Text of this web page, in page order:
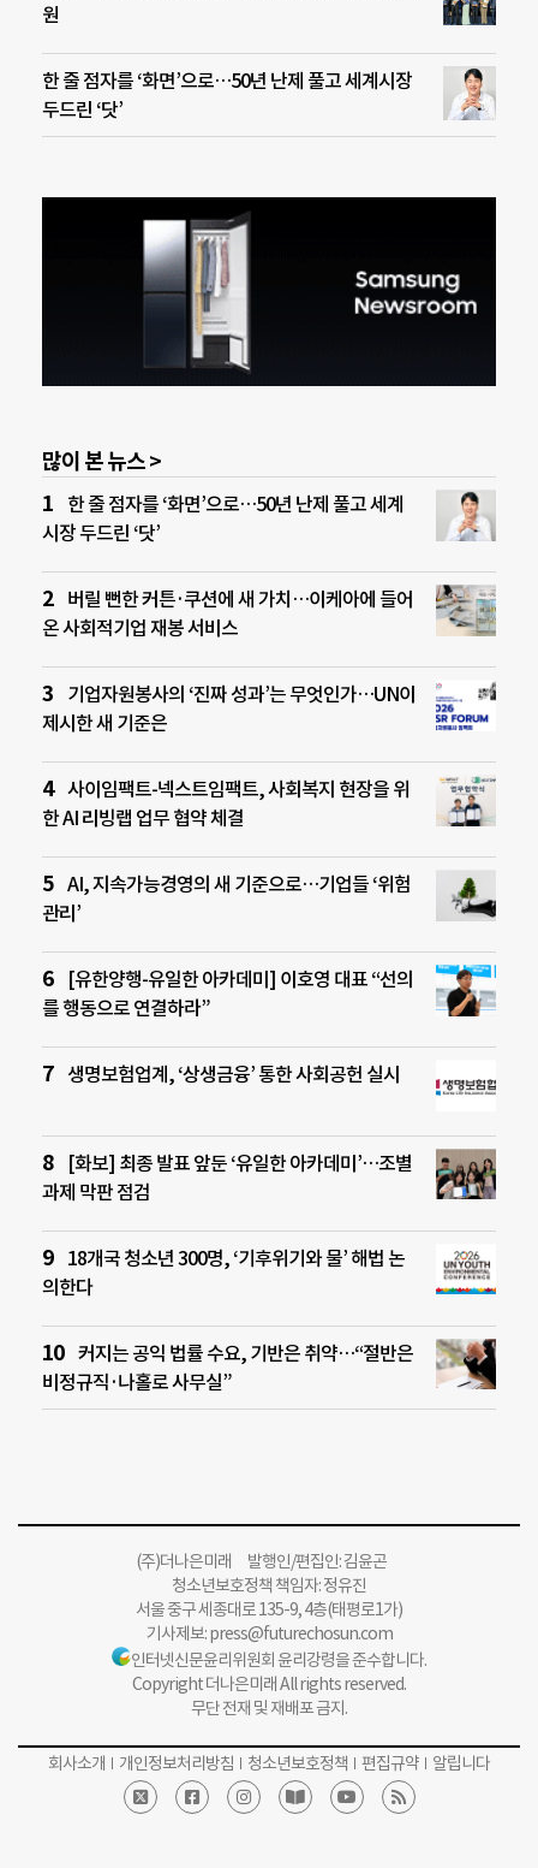
원
한 줄 점자를 ‘화면’으로…50년 난제 풀고 세계시장
두드린 ‘닷’
많이 본 뉴스 >
한 줄 점자를 ‘화면’으로…50년 난제 풀고 세계
시장 두드린 ‘닷’
버릴 뻔한 커튼·쿠션에 새 가치…이케아에 들어
온 사회적기업 재봉 서비스
기업자원봉사의 ‘진짜 성과’는 무엇인가…UN이
제시한 새 기준은
사이임팩트-넥스트임팩트, 사회복지 현장을 위
한 AI 리빙랩 업무 협약 체결
AI, 지속가능경영의 새 기준으로…기업들 ‘위험
관리’
[유한양행-유일한 아카데미] 이호영 대표 “선의
를 행동으로 연결하라”
생명보험업계, ‘상생금융’ 통한 사회공헌 실시
[화보] 최종 발표 앞둔 ‘유일한 아카데미’…조별
과제 막판 점검
18개국 청소년 300명, ‘기후위기와 물’ 해법 논
의한다
커지는 공익 법률 수요, 기반은 취약…“절반은
비정규직·나홀로 사무실”
(주)더나은미래 발행인/편집인: 김윤곤
청소년보호정책 책임자: 정유진
서울 중구 세종대로 135-9, 4층(태평로1가)
기사제보:press@futurechosun.com
인터넷신문윤리위원회 윤리강령을 준수합니다.
Copyright 더나은미래 All rights reserved.
무단 전재 및 재배포 금지.
회사소개 개인정보처리방침 청소년보호정책 편집규약 알립니다